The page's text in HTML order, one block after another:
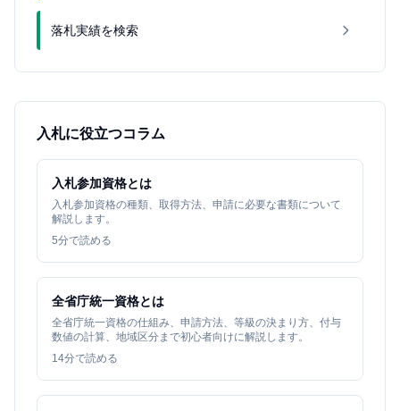
落札実績を検索
入札に役立つコラム
入札参加資格とは
入札参加資格の種類、取得方法、申請に必要な書類について
解説します。
5分で読める
全省庁統一資格とは
全省庁統一資格の仕組み、申請方法、等級の決まり方、付与
数値の計算、地域区分まで初心者向けに解説します。
14分で読める